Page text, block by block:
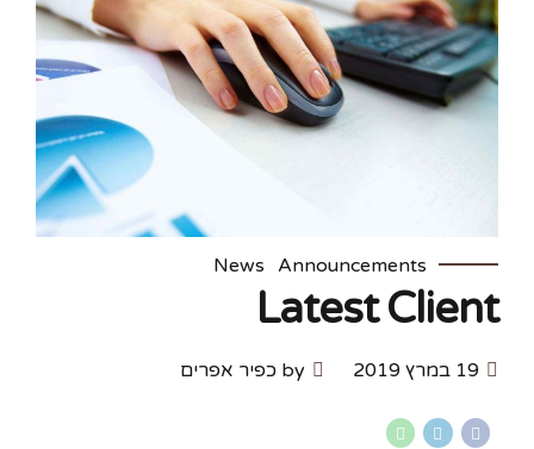
Announcements
News
Latest Client
19 במרץ 2019 by כפיר אפרים